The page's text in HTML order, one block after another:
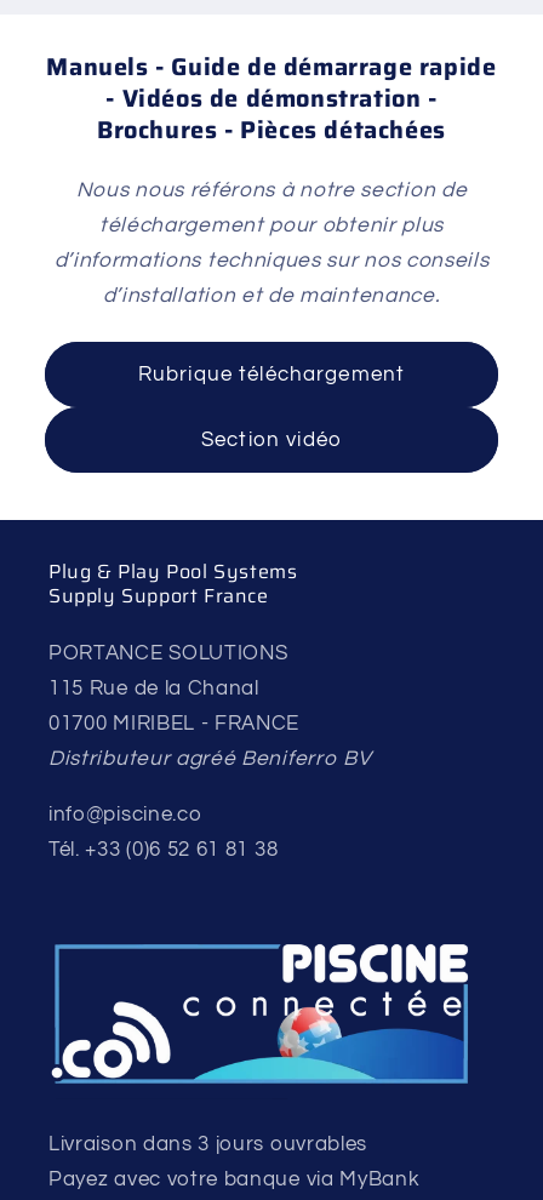
Manuels - Guide de démarrage rapide
- Vidéos de démonstration -
Brochures - Pièces détachées
Nous nous référons à notre section de
téléchargement pour obtenir plus
d’informations techniques sur nos conseils
d’installation et de maintenance.
Rubrique téléchargement
Section vidéo
Plug & Play Pool Systems
Supply Support France
PORTANCE SOLUTIONS
115 Rue de la Chanal
01700 MIRIBEL - FRANCE
Distributeur agréé Beniferro BV
info@piscine.co
Tél. +33 (0)6 52 61 81 38
Livraison dans 3 jours ouvrables
Payez avec votre banque via MyBank